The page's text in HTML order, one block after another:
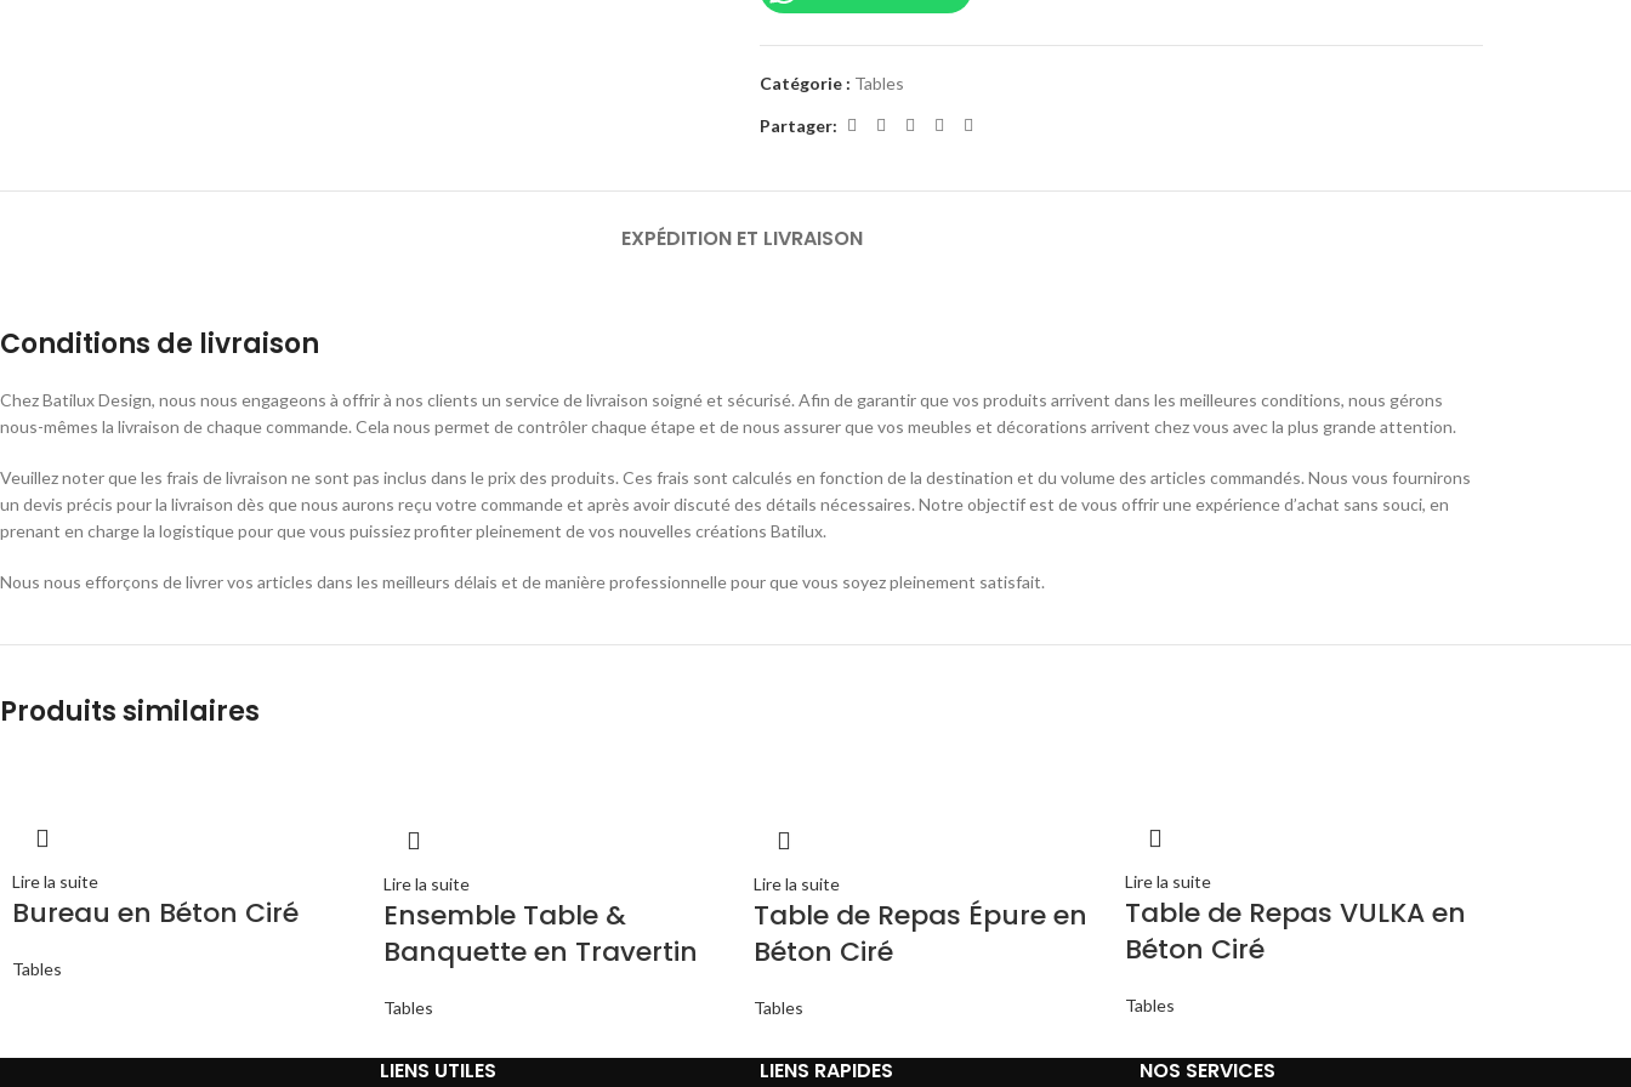
Catégorie : Tables
Partager:
EXPÉDITION ET LIVRAISON
Conditions de livraison
Chez Batilux Design, nous nous engageons à offrir à nos clients un service de livraison soigné et sécurisé. Afin de garantir que vos produits arrivent dans les meilleures conditions, nous gérons
nous-mêmes la livraison de chaque commande. Cela nous permet de contrôler chaque étape et de nous assurer que vos meubles et décorations arrivent chez vous avec la plus grande attention.
Veuillez noter que les frais de livraison ne sont pas inclus dans le prix des produits. Ces frais sont calculés en fonction de la destination et du volume des articles commandés. Nous vous fournirons
un devis précis pour la livraison dès que nous aurons reçu votre commande et après avoir discuté des détails nécessaires. Notre objectif est de vous offrir une expérience d’achat sans souci, en
prenant en charge la logistique pour que vous puissiez profiter pleinement de vos nouvelles créations Batilux.
Nous nous efforçons de livrer vos articles dans les meilleurs délais et de manière professionnelle pour que vous soyez pleinement satisfait.
Produits similaires
Lire la suite
Bureau en Béton Ciré
Tables
Lire la suite
Ensemble Table &
Banquette en Travertin
Tables
Lire la suite
Table de Repas Épure en
Béton Ciré
Tables
Lire la suite
Table de Repas VULKA en
Béton Ciré
Tables
LIENS UTILES LIENS RAPIDES NOS SERVICES